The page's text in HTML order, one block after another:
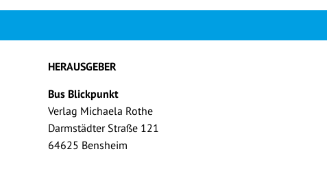
HERAUSGEBER
Bus Blickpunkt
Verlag Michaela Rothe
Darmstädter Straße 121
64625 Bensheim